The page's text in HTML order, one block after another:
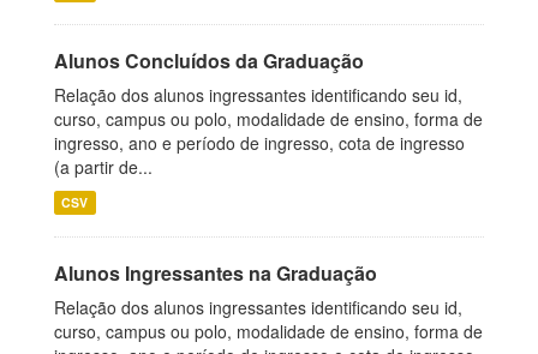
Alunos Concluídos da Graduação
Relação dos alunos ingressantes identificando seu id,
curso, campus ou polo, modalidade de ensino, forma de
ingresso, ano e período de ingresso, cota de ingresso
(a partir de...
CSV
Alunos Ingressantes na Graduação
Relação dos alunos ingressantes identificando seu id,
curso, campus ou polo, modalidade de ensino, forma de